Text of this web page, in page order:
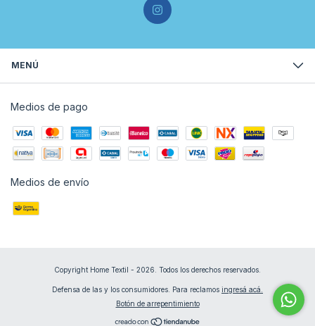
MENÚ
Medios de pago
Medios de envío
Copyright Home Textil - 2026. Todos los derechos reservados.
Defensa de las y los consumidores. Para reclamos ingresá acá.
Botón de arrepentimiento